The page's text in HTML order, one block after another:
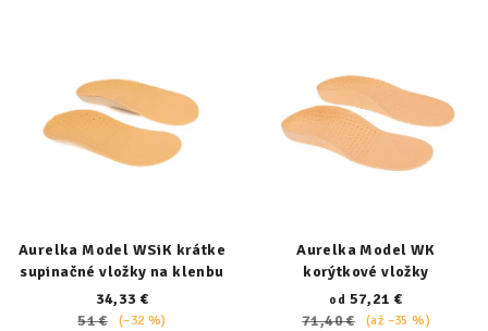
Aurelka Model WSiK krátke
supinačné vložky na klenbu
34,33 €
51 €
(–32 %)
Aurelka Model WK
korýtkové vložky
od 57,21 €
71,40 €
(až –35 %)